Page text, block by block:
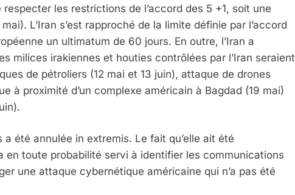
les restrictions de l’accord des 5 +1, soit une
L’Iran s’est rapproché de la limite définie par l’accord
un ultimatum de 60 jours. En outre, l’Iran a
milices irakiennes et houties contrôlées par l’Iran seraient
de pétroliers (12 mai et 13 juin), attaque de drones
à proximité d’un complexe américain à Bagdad (19 mai)
été annulée in extremis. Le fait qu’elle ait été
en toute probabilité servi à identifier les communications
une attaque cybernétique américaine qui n’a pas été